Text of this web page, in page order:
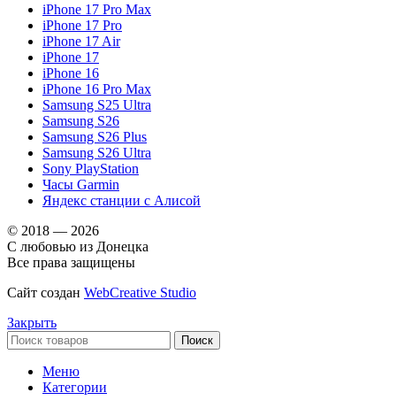
iPhone 17 Pro Max
iPhone 17 Pro
iPhone 17 Air
iPhone 17
iPhone 16
iPhone 16 Pro Max
Samsung S25 Ultra
Samsung S26
Samsung S26 Plus
Samsung S26 Ultra
Sony PlayStation
Часы Garmin
Яндекс станции с Алисой
© 2018 — 2026
С любовью из Донецка
Все права защищены
Сайт создан WebCreative Studio
Закрыть
Поиск
Меню
Категории